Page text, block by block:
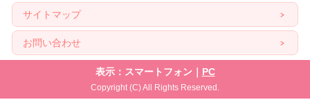
サイトマップ
お問い合わせ
表示：スマートフォン｜ PC
Copyright (C) All Rights Reserved.